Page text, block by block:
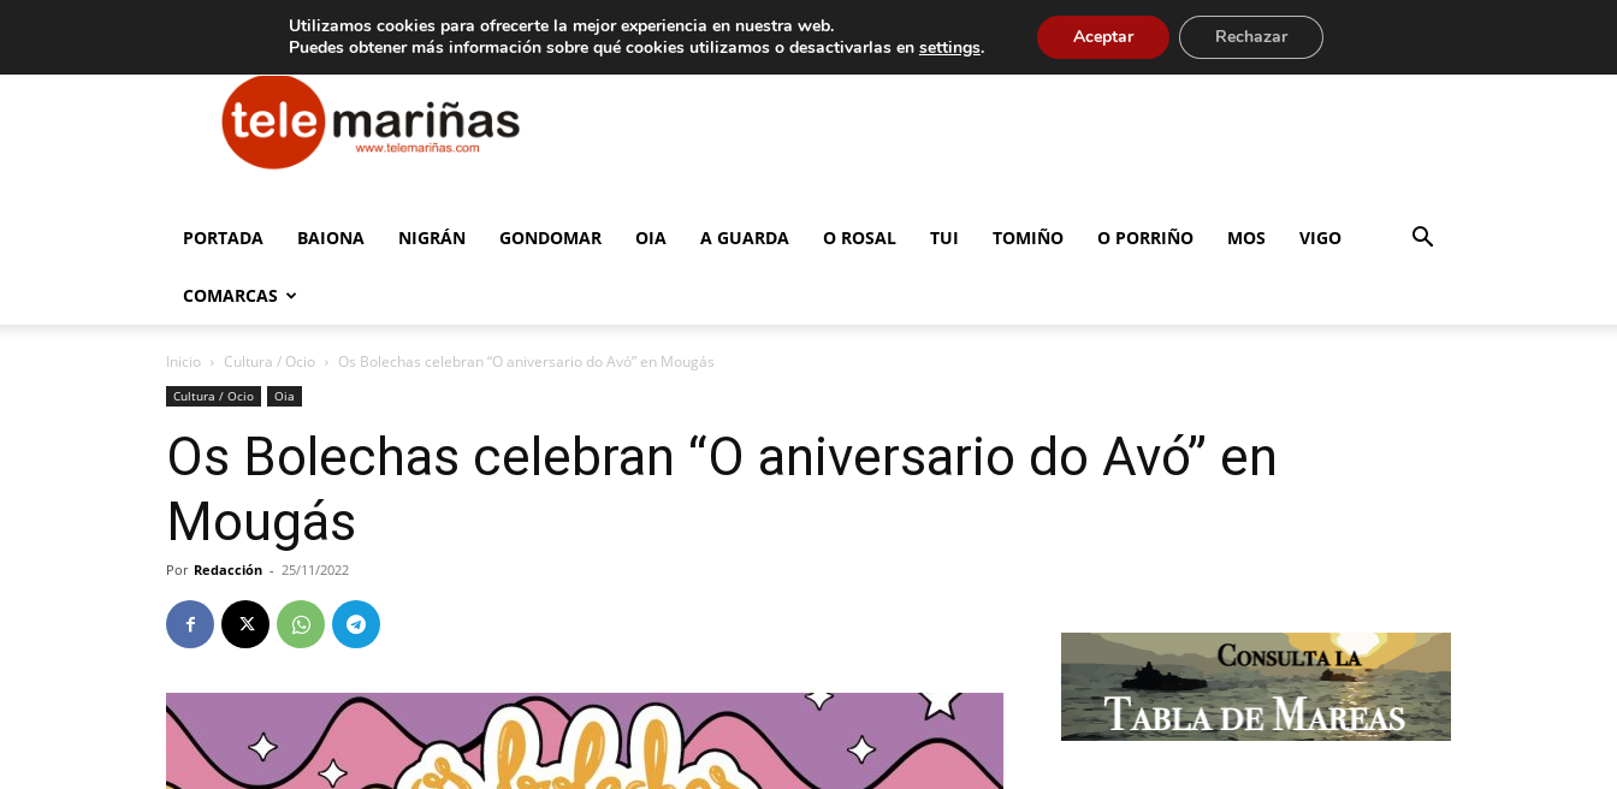
Aviso legal Tarifas de publicidad
Telemariñas
PORTADA BAIONA NIGRÁN GONDOMAR OIA A GUARDA O ROSAL TUI TOMIÑO O PORRIÑO MOS VIGO
COMARCAS
Inicio Cultura / Ocio Os Bolechas celebran “O aniversario do Avó” en Mougás
Cultura / Ocio Oia
Os Bolechas celebran “O aniversario do Avó” en
Mougás
Por Redacción - 25/11/2022
Utilizamos cookies para ofrecerte la mejor experiencia en nuestra web.
Puedes obtener más información sobre qué cookies utilizamos o desactivarlas en settings. Aceptar Rechazar